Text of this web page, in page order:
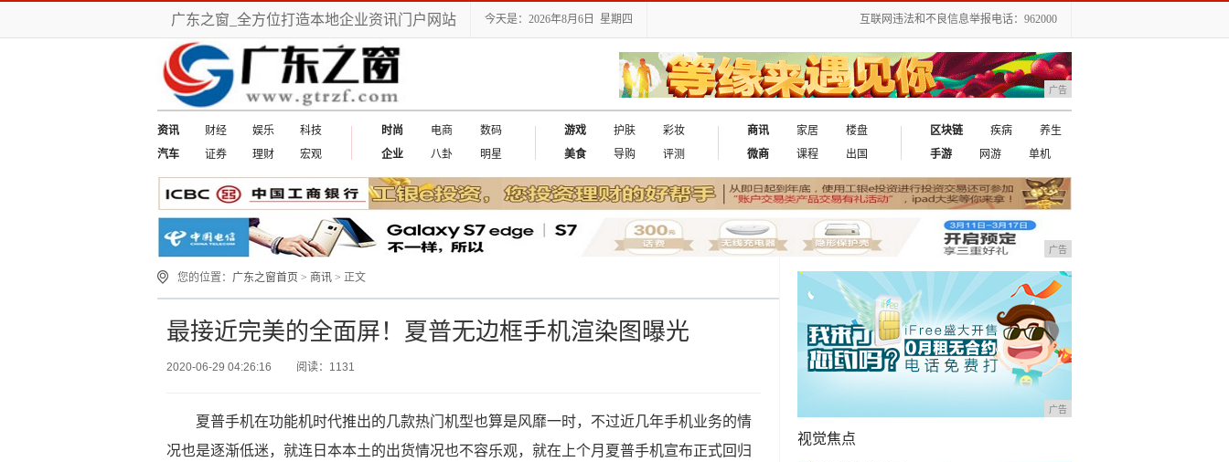
广东之窗_全方位打造本地企业资讯门户网站 今天是：2026年8月6日 星期四 互联网违法和不良信息举报电话：962000
广告
资讯 财经 娱乐
科技
汽车
证券 理财 宏观
时尚 电商
数码
企业
八卦 明星
游戏 护肤
彩妆
美食
导购 评测
商讯 家居
楼盘
微商
课程 出国
区块链 疾病
养生
手游
网游 单机
广告
您的位置： 广东之窗首页 > 商讯 > 正文
最接近完美的全面屏！夏普无边框手机渲染图曝光
2020-06-29 04:26:16 阅读：1131
夏普手机在功能机时代推出的几款热门机型也算是风靡一时，不过近几年手机业务的情
况也是逐渐低迷，就连日本本土的出货情况也不容乐观，就在上个月夏普手机宣布正式回归
广告
视觉焦点